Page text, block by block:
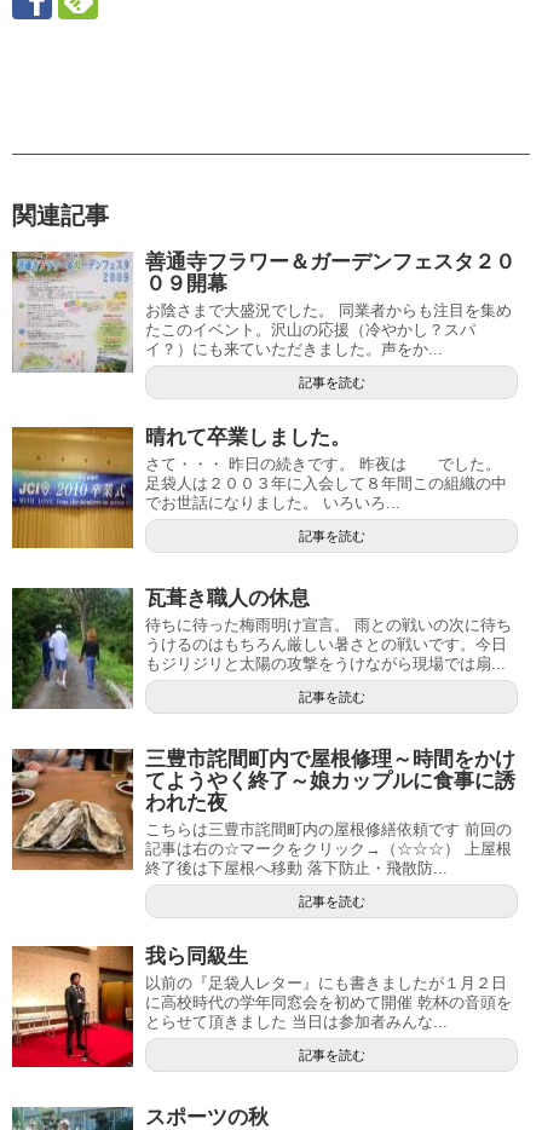
関連記事
善通寺フラワー＆ガーデンフェスタ２０
０９開幕
お陰さまで大盛況でした。 同業者からも注目を集め
たこのイベント。沢山の応援（冷やかし？スパ
イ？）にも来ていただきました。声をか...
記事を読む
晴れて卒業しました。
さて・・・ 昨日の続きです。 昨夜は でした。
足袋人は２００３年に入会して８年間この組織の中
でお世話になりました。 いろいろ...
記事を読む
瓦葺き職人の休息
待ちに待った梅雨明け宣言。 雨との戦いの次に待ち
うけるのはもちろん厳しい暑さとの戦いです。今日
もジリジリと太陽の攻撃をうけながら現場では扇...
記事を読む
三豊市詫間町内で屋根修理～時間をかけ
てようやく終了～娘カップルに食事に誘
われた夜
こちらは三豊市詫間町内の屋根修繕依頼です 前回の
記事は右の☆マークをクリック→（☆☆☆） 上屋根
終了後は下屋根へ移動 落下防止・飛散防...
記事を読む
我ら同級生
以前の『足袋人レター』にも書きましたが１月２日
に高校時代の学年同窓会を初めて開催 乾杯の音頭を
とらせて頂きました 当日は参加者みんな...
記事を読む
スポーツの秋